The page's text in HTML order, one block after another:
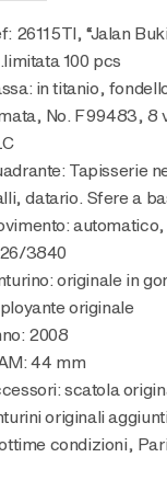
100 pcs
in titanio,
No. F99483, 8
Tapisserie
datario. Sfere a
3840
originale in
originale
2008
44 mm
scatola
originali
condizioni,